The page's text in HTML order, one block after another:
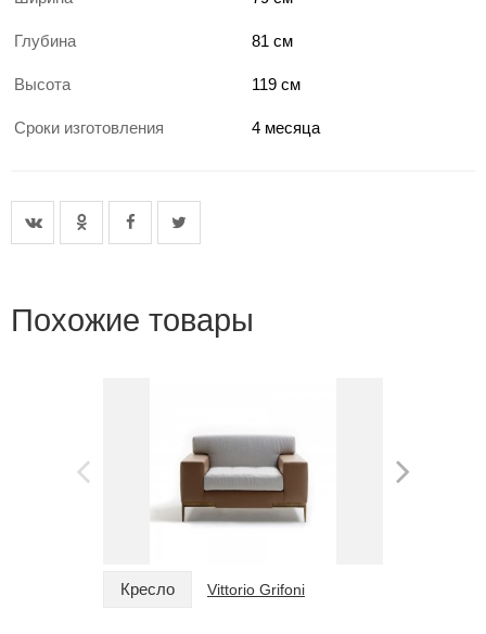
Глубина 81 см
Высота 119 см
Сроки изготовления 4 месяца
Похожие товары
Кресло Vittorio Grifoni